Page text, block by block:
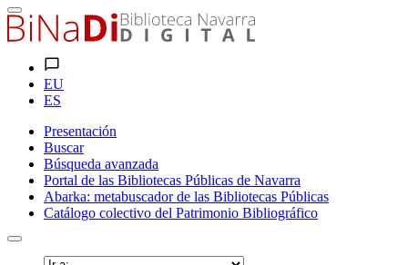
EU
ES
Presentación
Buscar
Búsqueda avanzada
Portal de las Bibliotecas Públicas de Navarra
Abarka: metabuscador de las Bibliotecas Públicas
Catálogo colectivo del Patrimonio Bibliográfico